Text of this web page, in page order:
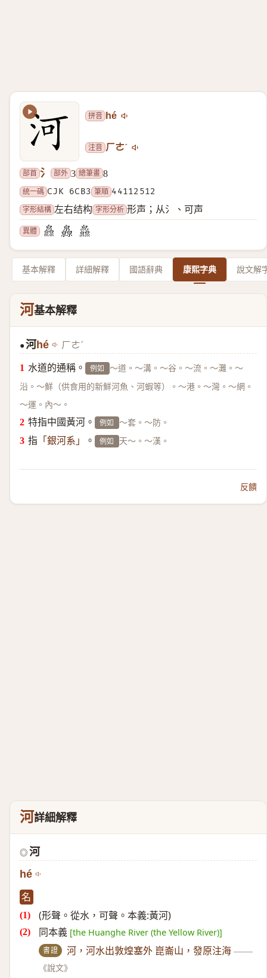
拼音 hé
注音 ㄏㄜˊ
部首 氵 部外 3 總筆畫 8
統一碼 CJK 6CB3 筆順 44112512
字形結構 左右结构 字形分析 形声；从氵、可声
異體
基本解釋 詳細解釋 國語辭典 康熙字典 說文解
河基本解釋
●河 hé ㄏㄜˊ
水道的通稱。 例如 ～道。～溝。～谷。～流。～灘。～
沿。～鮮（供食用的新鮮河魚、河蝦等）。～港。～灣。～網。
～運。內～。
特指中國黃河。 例如 ～套。～防。
指「銀河系」 。 例如 天～。～漢。
反饋
河詳細解釋
◎ 河
hé
名
(形聲。從水，可聲。本義:黃河)
同本義 [the Huanghe River (the Yellow River)]
書證 河，河水出敦煌塞外 崑崙山，發原注海 ——
《說文》